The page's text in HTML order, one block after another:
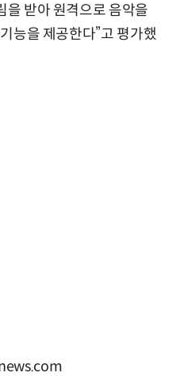
을 받아 원격으로 음악을
능을 제공한다”고 평가했